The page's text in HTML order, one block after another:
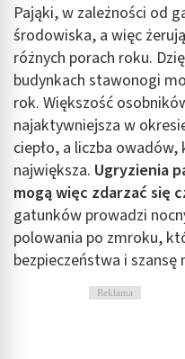
Pająki, w zależności od
środowiska, a więc
różnych porach roku.
budynkach stawonogi
rok. Większość
najaktywniejsza w
ciepło, a liczba
największa. Ugryzienia
mogą więc zdarzać się
gatunków prowadzi
polowania po zmroku,
bezpieczeństwa i
Reklama